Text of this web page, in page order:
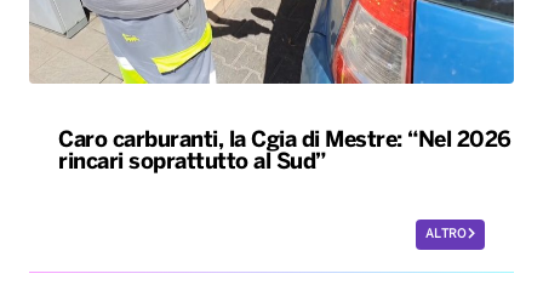
Caro carburanti, la Cgia di Mestre: “Nel 2026
rincari soprattutto al Sud”
ALTRO